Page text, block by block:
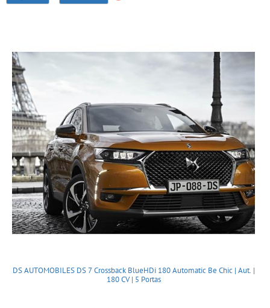
DS AUTOMOBILES DS 7 Crossback BlueHDi 180 Automatic Be Chic | Aut. |
180 CV | 5 Portas